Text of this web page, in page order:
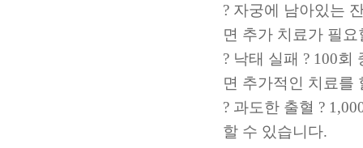
? 자궁에 남아있는
면 추가 치료가 필
? 낙태 실패 ? 100
면 추가적인 치료를
? 과도한 출혈 ?
할 수 있습니다.